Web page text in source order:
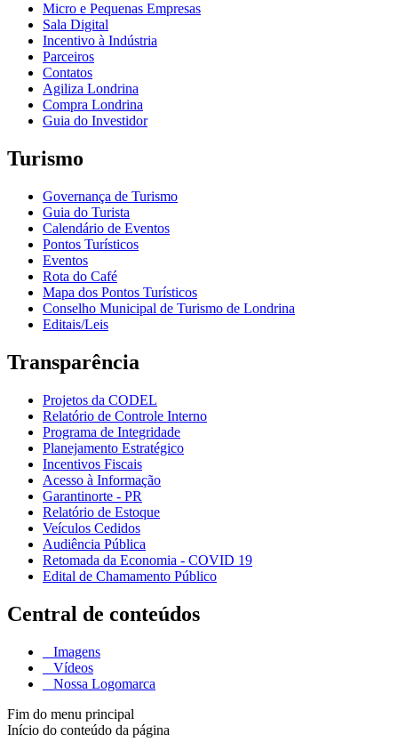
Micro e Pequenas Empresas
Sala Digital
Incentivo à Indústria
Parceiros
Contatos
Agiliza Londrina
Compra Londrina
Guia do Investidor
Turismo
Governança de Turismo
Guia do Turista
Calendário de Eventos
Pontos Turísticos
Eventos
Rota do Café
Mapa dos Pontos Turísticos
Conselho Municipal de Turismo de Londrina
Editais/Leis
Transparência
Projetos da CODEL
Relatório de Controle Interno
Programa de Integridade
Planejamento Estratégico
Incentivos Fiscais
Acesso à Informação
Garantinorte - PR
Relatório de Estoque
Veículos Cedidos
Audiência Pública
Retomada da Economia - COVID 19
Edital de Chamamento Público
Central de conteúdos
Imagens
Vídeos
Nossa Logomarca
Fim do menu principal
Início do conteúdo da página